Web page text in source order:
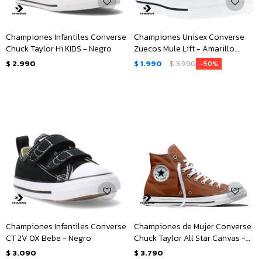
Championes Infantiles Converse
Chuck Taylor Hi KIDS - Negro
$ 2.990
Championes Unisex Converse
Zuecos Mule Lift - Amarillo
Limón
$ 1.990 $3.990 50
Championes Infantiles Converse
CT 2V OX Bebe - Negro
$ 3.090
Championes de Mujer Converse
Chuck Taylor All Star Canvas -
Marrón
$ 3.790